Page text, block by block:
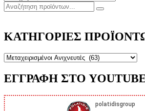
ΚΑΤΗΓΟΡΙΕΣ
ΕΓΓΡΑΦΗ ΣΤΟ